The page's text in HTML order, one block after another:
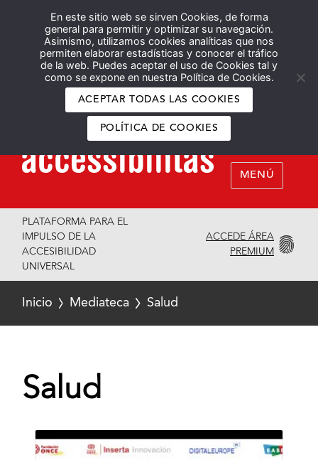
En este sitio web se sirven Cookies, de forma
general para permitir y optimizar su navegación.
Asimismo, utilizamos cookies analíticas que nos
permiten elaborar estadísticas y conocer el tráfico
de la web. Puedes aceptar el uso de Cookies tal y
como se expone en nuestra Política de Cookies.
ACEPTAR TODAS LAS COOKIES
POLÍTICA DE COOKIES
Español English
MENÚ
PLATAFORMA PARA EL
IMPULSO DE LA
ACCESIBILIDAD
UNIVERSAL
ACCEDE ÁREA
PREMIUM
Inicio Mediateca Salud
Salud